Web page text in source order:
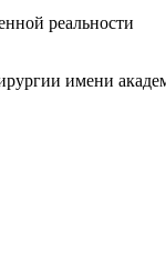
реальности
имени